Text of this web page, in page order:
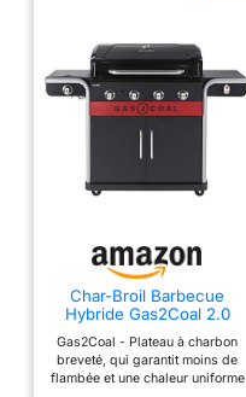
Char-Broil Barbecue
Hybride Gas2Coal 2.0
de Bois
Gas2Coal - Plateau à charbon
breveté, qui garantit moins de
flambée et une chaleur uniforme